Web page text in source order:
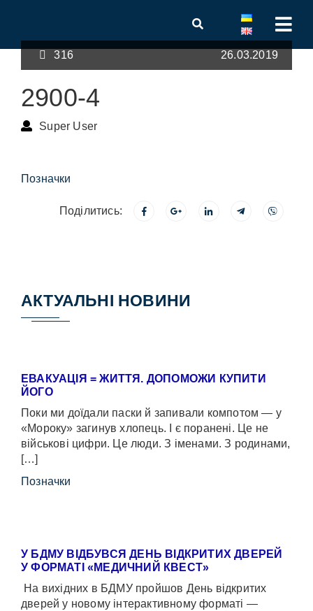
316 26.03.2019
2900-4
Super User
Позначки
Поділитись:
АКТУАЛЬНІ НОВИНИ
ЕВАКУАЦІЯ = ЖИТТЯ. ДОПОМОЖИ КУПИТИ
ЙОГО
Поки ми доїдали паски й запивали компотом — у
«Мороку» загинув хлопець. І є поранені. Це не
військові цифри. Це люди. З іменами. З родинами,
[…]
Позначки
У БДМУ ВІДБУВСЯ ДЕНЬ ВІДКРИТИХ ДВЕРЕЙ
У ФОРМАТІ «МЕДИЧНИЙ КВЕСТ»
На вихідних в БДМУ пройшов День відкритих
дверей у новому інтерактивному форматі —